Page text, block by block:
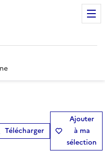
Télécharger
Ajouter
à ma
sélection